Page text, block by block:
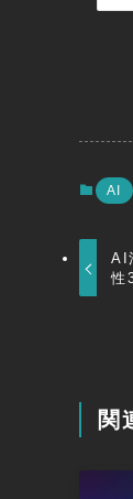
AI
AI
性
関